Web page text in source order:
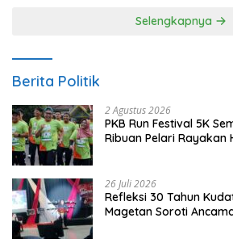
Selengkapnya
Berita Politik
2 Agustus 2026
PKB Run Festival 5K
Ribuan Pelari Rayakan
26 Juli 2026
Refleksi 30 Tahun
Magetan Soroti